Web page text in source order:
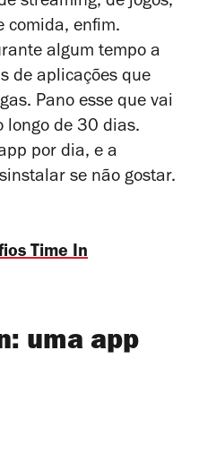
comida, enfim.
algum tempo a
de aplicações que
Pano esse que vai
longo de 30 dias.
por dia, e a
se não gostar.
Time In
uma app